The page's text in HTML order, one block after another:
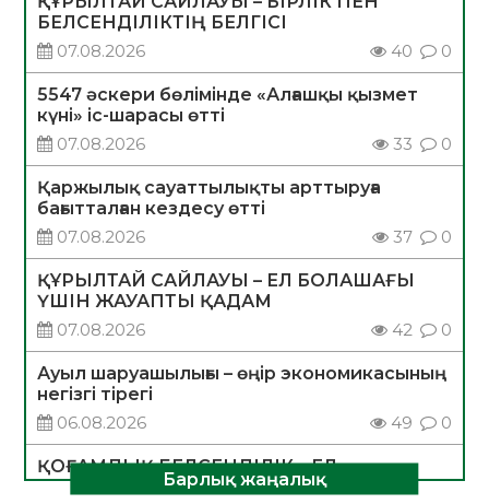
БЕЛСЕНДІЛІКТІҢ БЕЛГІСІ
07.08.2026
40 0
5547 әскери бөлімінде «Алғашқы қызмет
күні» іс-шарасы өтті
07.08.2026
33 0
Қаржылық сауаттылықты арттыруға
бағытталған кездесу өтті
07.08.2026
37 0
ҚҰРЫЛТАЙ САЙЛАУЫ – ЕЛ БОЛАШАҒЫ
ҮШІН ЖАУАПТЫ ҚАДАМ
07.08.2026
42 0
Ауыл шаруашылығы – өңір экономикасының
негізгі тірегі
06.08.2026
49 0
ҚОҒАМДЫҚ БЕЛСЕНДІЛІК – ЕЛ
ДАМУЫНЫҢ НЕГІЗІБарлық жаңалық